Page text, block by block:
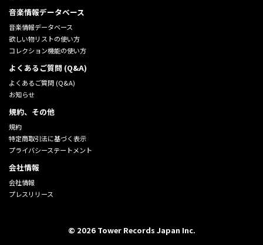
音楽情報データベース
音楽情報データベース
欲しい物リストの使い方
コレクション機能の使い方
よくあるご質問 (Q&A)
よくあるご質問 (Q&A)
お知らせ
規約、その他
規約
特定商取引法に基づく表示
プライバシーステートメント
会社情報
会社情報
プレスリリース
© 2026Tower Records Japan Inc.